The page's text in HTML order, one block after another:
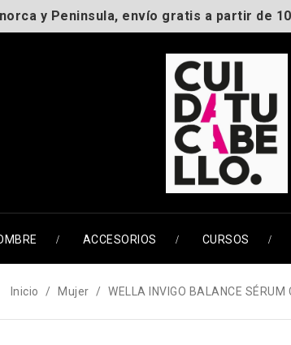
y Peninsula, envío gratis a partir de
ACCESORIOS CURSOS
Inicio Mujer WELLA INVIGO BALANCE